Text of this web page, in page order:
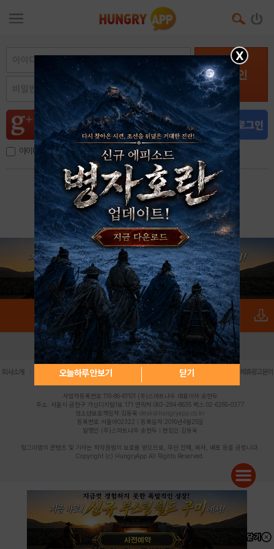
로그인
아이디, 이메일 저장
아이디 / 비밀번호 찾기 회원가입
X
오늘하루 안보기 닫기
로그인 PC버전 전체앱
회사소개 | 개인정보 처리방침 불법촬영물 신고센터 제휴광고문의
사업자등록번호:119-86-61101 (주)스마트나우 대표이사:송현두
주소: 서울시 금천구 가산디지털1로 171 연락처:063-284-8635 팩스:02-6265-0377
청소년보호책임자:김동욱 desk@hungryapp.co.kr
등록번호:서울아02322 | 등록일자:2016년4월25일
발행인:(주)스마트나우 송현두 | 편집인:김동욱
헝그리앱의 콘텐츠 및 기사는 저작권법의 보호를 받으므로, 무단 전재, 복사, 배포 등을 금합니다.
Copyright (c) HungryApp All Rights Reserved.